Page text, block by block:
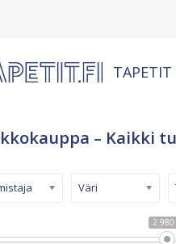
TAPETIT
– Kaikki
2
Väri